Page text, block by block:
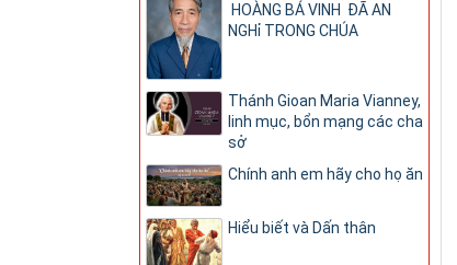
HOÀNG BÁ VINH ĐÃ AN
NGHỉ TRONG CHÚA
Thánh Gioan Maria Vianney,
linh mục, bổn mạng các cha
sở
Chính anh em hãy cho họ ăn
Hiểu biết và Dấn thân